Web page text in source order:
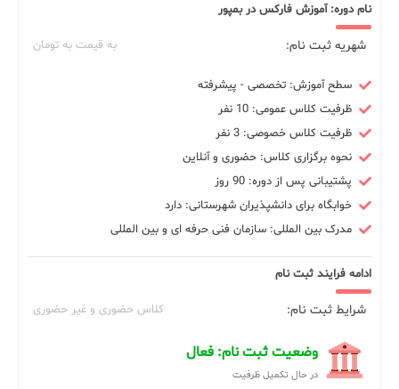
نام دوره: آموزش فارکس در بمپور
شهریه ثبت نام: به قیمت به تومان
سطح آموزش: تخصصی - پیشرفته
ظرفیت کلاس عمومی: 10 نفر
ظرفیت کلاس خصوصی: 3 نفر
نحوه برگزاری کلاس: حضوری و آنلاین
پشتیبانی پس از دوره: 90 روز
خوابگاه برای دانشپذیران شهرستانی: دارد
مدرک بین المللی: سازمان فنی حرفه ای و بین المللی
ادامه فرایند ثبت نام
شرایط ثبت نام: کلاس حضوری و غیر حضوری
وضعیت ثبت نام: فعال
در حال تکمیل ظرفیت